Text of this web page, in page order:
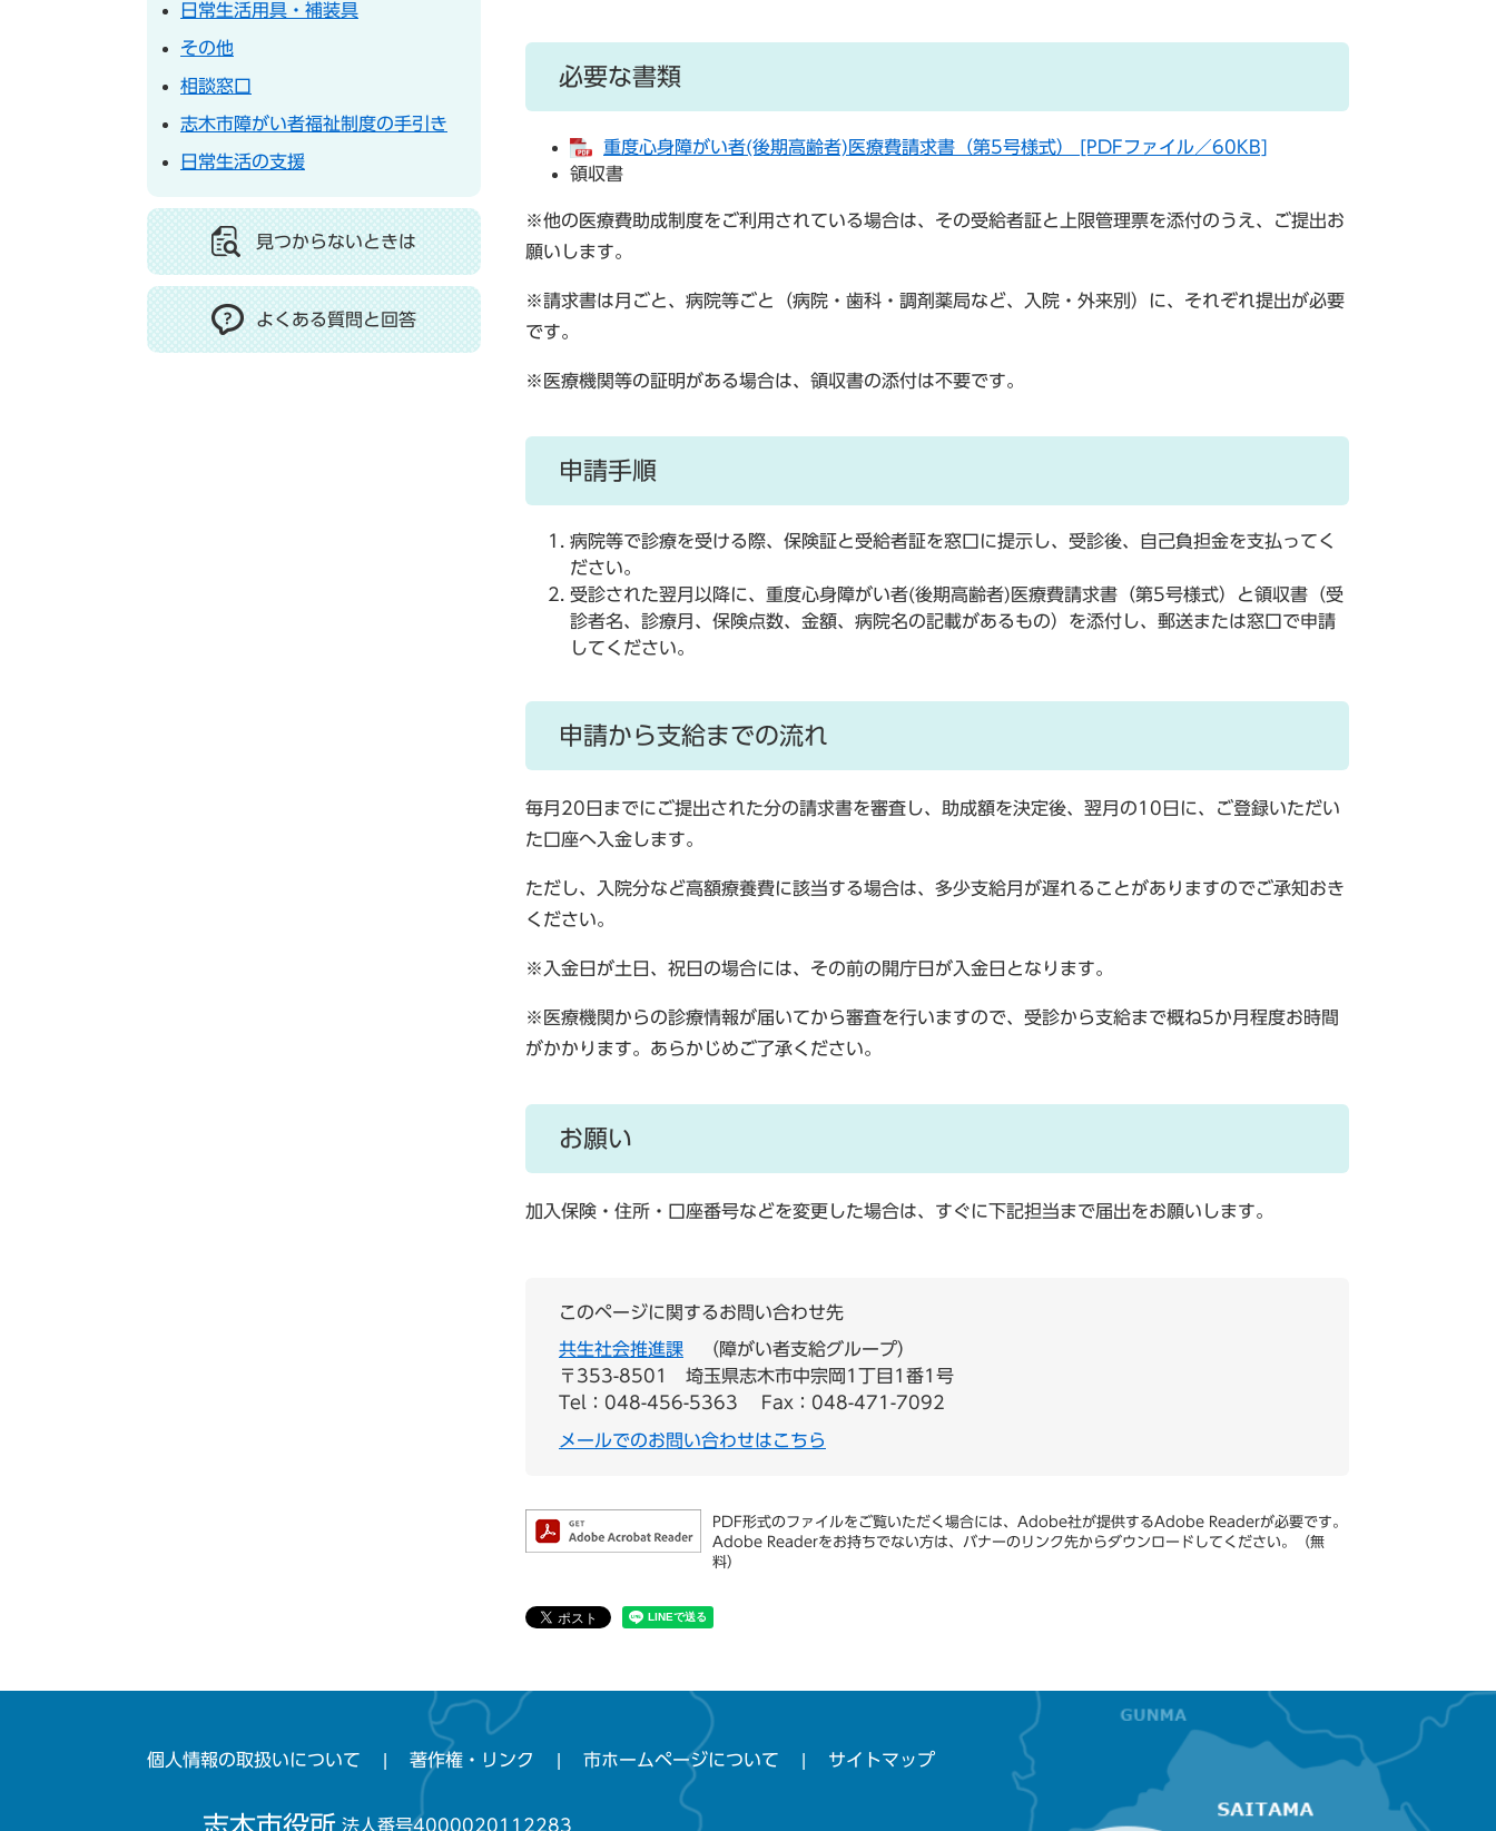
必要な書類
重度心身障がい者(後期高齢者)医療費請求書（第5号様式） [PDFファイル／60KB]
領収書
※他の医療費助成制度をご利用されている場合は、その受給者証と上限管理票を添付のうえ、ご提出お
願いします。
※請求書は月ごと、病院等ごと（病院・歯科・調剤薬局など、入院・外来別）に、それぞれ提出が必要
です。
※医療機関等の証明がある場合は、領収書の添付は不要です。
申請手順
病院等で診療を受ける際、保険証と受給者証を窓口に提示し、受診後、自己負担金を支払ってく
ださい。
受診された翌月以降に、重度心身障がい者(後期高齢者)医療費請求書（第5号様式）と領収書（受
診者名、診療月、保険点数、金額、病院名の記載があるもの）を添付し、郵送または窓口で申請
してください。
申請から支給までの流れ
毎月20日までにご提出された分の請求書を審査し、助成額を決定後、翌月の10日に、ご登録いただい
た口座へ入金します。
ただし、入院分など高額療養費に該当する場合は、多少支給月が遅れることがありますのでご承知おき
ください。
※入金日が土日、祝日の場合には、その前の開庁日が入金日となります。
※医療機関からの診療情報が届いてから審査を行いますので、受診から支給まで概ね5か月程度お時間
がかかります。あらかじめご了承ください。
お願い
加入保険・住所・口座番号などを変更した場合は、すぐに下記担当まで届出をお願いします。
このページに関するお問い合わせ先
共生社会推進課
障がい者支給グループ
〒353-8501
埼玉県志木市中宗岡1丁目1番1号
Tel：048-456-5363
Fax：048-471-7092
メールでのお問い合わせはこちら
PDF形式のファイルをご覧いただく場合には、Adobe社が提供するAdobe Readerが必要です。
Adobe Readerをお持ちでない方は、バナーのリンク先からダウンロードしてください。（無
料）
日常生活用具・補装具
その他
相談窓口
志木市障がい者福祉制度の手引き
日常生活の支援
見つからないときは
よくある質問と回答
個人情報の取扱いについて 著作権・リンク 市ホームページについて サイトマップ
志木市役所 法人番号4000020112283